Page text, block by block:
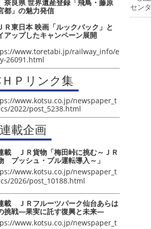
奈良県 世界遺産登録「飛鳥・藤原
都」の魅力発信
Ｒ東日本 映画「ルックバック」と
アップしたキャンペーン展開
www.toretabi.jp/railway_info/e
26091.html
Ｐリンク集
www.kotsu.co.jp/newspaper_t
2022/post_5238.html
載企画
載 ＪＲ貨物「梅田峠に挑む～ＪＲ
プッシュ・プル運転導入～」
www.kotsu.co.jp/newspaper_t
2026/post_10188.html
載 ＪＲフルーツパーク仙台あらは
挑戦―果実に託す復興と未来―
www.kotsu.co.jp/newspaper_t
セン